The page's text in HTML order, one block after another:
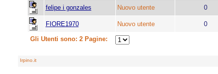
felipe i gonzales Nuovo utente 0
FIORE1970 Nuovo utente 0
Gli Utenti sono: 2 Pagine:
Irpino.it